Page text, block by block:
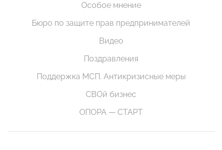
Особое мнение
Бюро по защите прав предпринимателей
Видео
Поздравления
Поддержка МСП. Антикризисные меры
СВОй бизнес
ОПОРА — СТАРТ